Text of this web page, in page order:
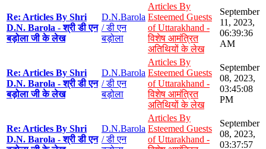
Re: Articles By Shri
D.N. Barola - श्री डी एन
बड़ोला जी के लेख
D.N.Barola
/ डी एन
बड़ोला
Articles By
Esteemed Guests
of Uttarakhand -
विशेष आमंत्रित
अतिथियों के लेख
September
11, 2023,
06:39:36
AM
Re: Articles By Shri
D.N. Barola - श्री डी एन
बड़ोला जी के लेख
D.N.Barola
/ डी एन
बड़ोला
Articles By
Esteemed Guests
of Uttarakhand -
विशेष आमंत्रित
अतिथियों के लेख
September
08, 2023,
03:45:08
PM
Re: Articles By Shri
D.N. Barola - श्री डी एन
D.N.Barola
/ डी एन
Articles By
Esteemed Guests
of Uttarakhand -
September
08, 2023,
03:37:57